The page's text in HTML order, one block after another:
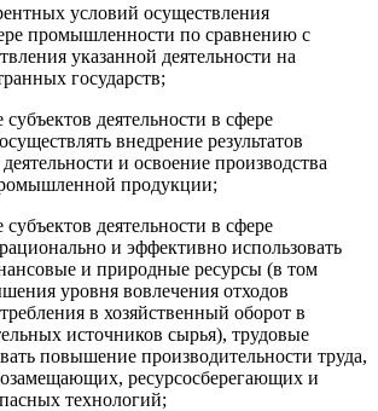
условий осуществления
промышленности по сравнению с
указанной деятельности на
государств;
деятельности в сфере
внедрение результатов
и освоение производства
продукции;
деятельности в сфере
и эффективно использовать
и природные ресурсы (в том
уровня вовлечения отходов
в хозяйственный оборот в
источников сырья), трудовые
повышение производительности труда,
ресурсосберегающих и
технологий;